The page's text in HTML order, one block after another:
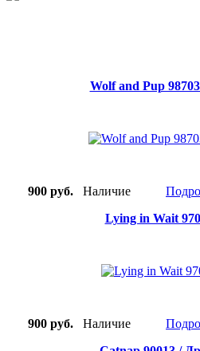
Wolf and Pup
900 руб. Наличие
Lying in Wait
900 руб. Наличие